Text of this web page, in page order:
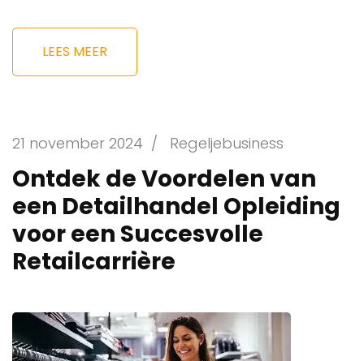
LEES MEER
21 november 2024 / Regeljebusiness
Ontdek de Voordelen van
een Detailhandel Opleiding
voor een Succesvolle
Retailcarrière